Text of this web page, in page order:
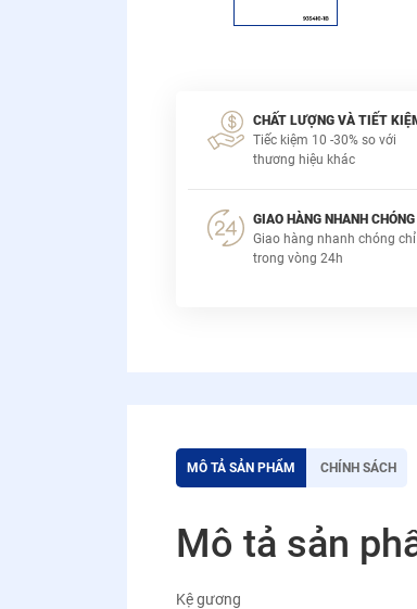
CHẤT LƯỢNG VÀ TIẾT
Tiếc kiệm 10 -30% so với
thương hiệu khác
GIAO HÀNG NHANH CHÓNG
Giao hàng nhanh chóng chỉ
trong vòng 24h
MÔ TẢ SẢN PHẨM CHÍNH SÁCH
Mô tả sản
Kệ gương